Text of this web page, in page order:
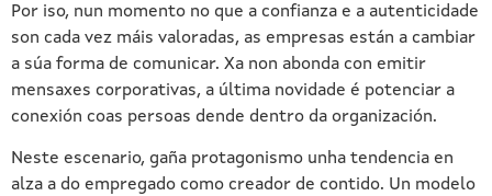
Por iso, nun momento no que a confianza e a autenticidade
son cada vez máis valoradas, as empresas están a cambiar
a súa forma de comunicar. Xa non abonda con emitir
mensaxes corporativas, a última novidade é potenciar a
conexión coas persoas dende dentro da organización.
Neste escenario, gaña protagonismo unha tendencia en
alza a do empregado como creador de contido. Un modelo